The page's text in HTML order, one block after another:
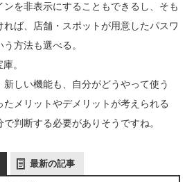
を非表示にすることもできるし、そも
ば、店舗・スポットが用意したパスワ
方法も選べる。
。
しい機能も、自分がどうやって使う
メリットやデメリットが考えられる
判断する必要がありそうですね。
最新の記事